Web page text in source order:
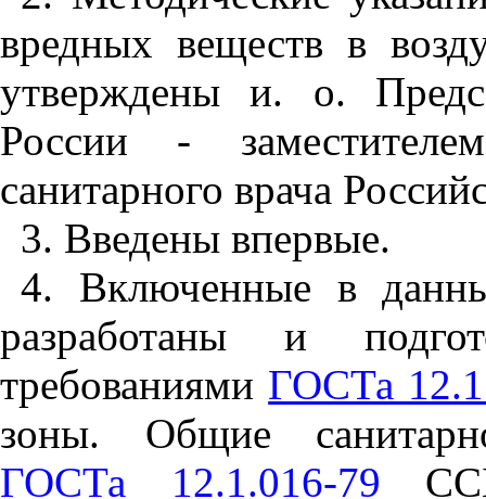
вредных веществ в
утверждены и. о.
России -
санитарного врача
3. Введены впервые.
4. Включенные в
разработаны и
требованиями ГОСТа
зоны. Общие
ГОСТа 12.1.016-79